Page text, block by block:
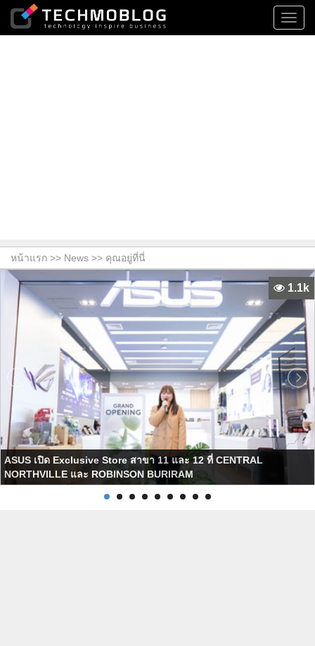
หน้าแรก >> News >> คุณอยู่ที่นี่
ASUS เปิด Exclusive Store สาขา 11 และ 12 ที่ CENTRAL
NORTHVILLE และ ROBINSON BURIRAM
1.1k